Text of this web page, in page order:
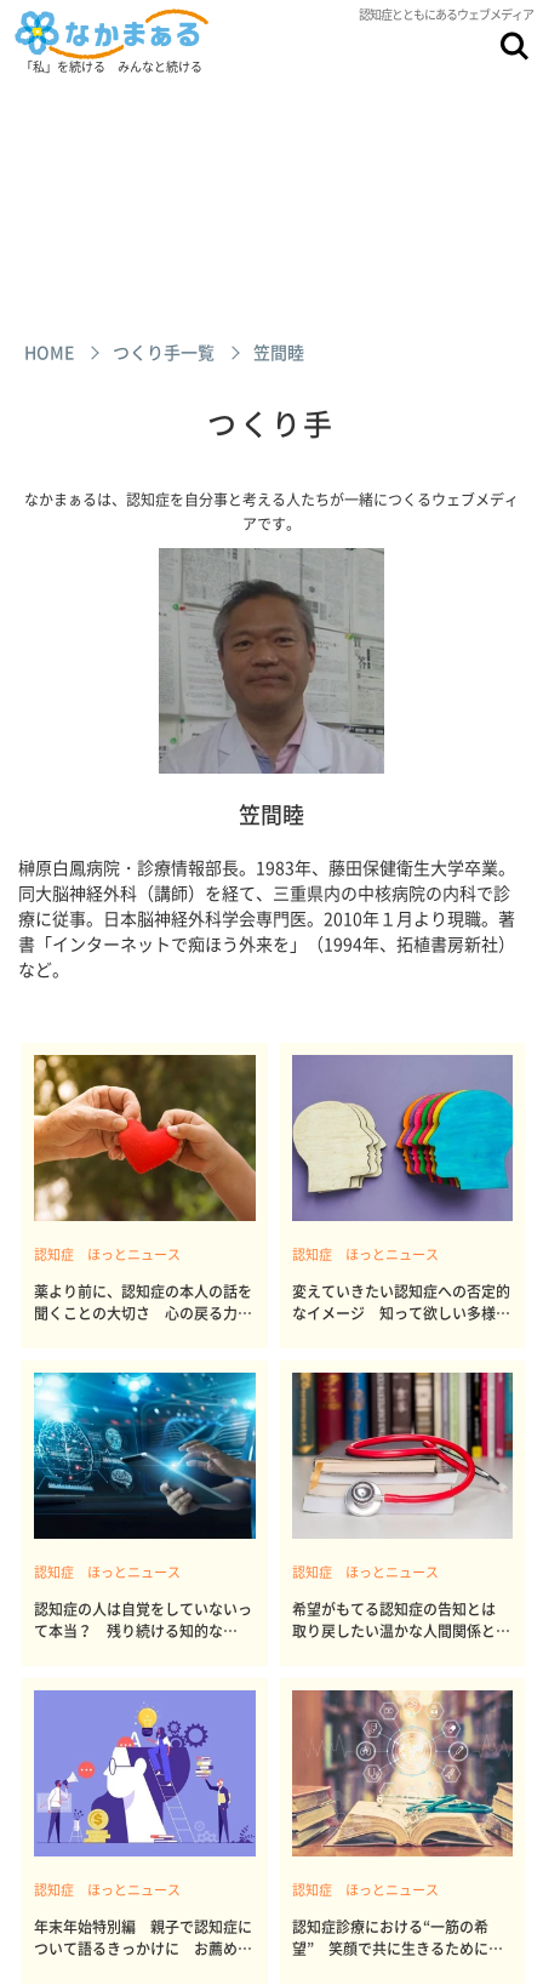
認知症とともにあるウェブメディア
「私」を続ける みんなと続ける
HOME つくり手一覧 笠間睦
つくり手
なかまぁるは、認知症を自分事と考える人たちが一緒につくるウェブメディ
アです。
笠間睦
榊原白鳳病院・診療情報部長。1983年、藤田保健衛生大学卒業。
同大脳神経外科（講師）を経て、三重県内の中核病院の内科で診
療に従事。日本脳神経外科学会専門医。2010年１月より現職。著
書「インターネットで痴ほう外来を」（1994年、拓植書房新社）
など。
認知症 ほっとニュース
薬より前に、認知症の本人の話を
聞くことの大切さ 心の戻る力を
認知症 ほっとニュース
変えていきたい認知症への否定的
なイメージ 知って欲しい多様な
認知症 ほっとニュース
認知症の人は自覚をしていないっ
て本当？ 残り続ける知的な
認知症 ほっとニュース
希望がもてる認知症の告知とは
取り戻したい温かな人間関係と新
認知症 ほっとニュース
年末年始特別編 親子で認知症に
ついて語るきっかけに お薦めの
認知症 ほっとニュース
認知症診療における“一筋の希
望” 笑顔で共に生きるためにで